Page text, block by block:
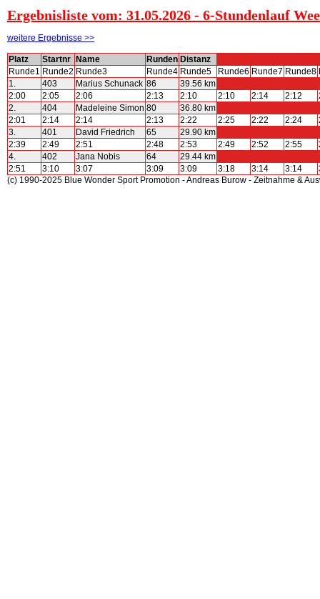
Ergebnisliste vom: 31.05.2026 - 6-Stundenlauf
weitere Ergebnisse >>
Platz Startnr Name Runden Distanz
Runde1 Runde2 Runde3 Runde4 Runde5 Runde6 Runde7 Runde8
1.
403 Marius Schunack 86
39.56 km
2:00
2:05 2:06 2:13 2:10 2:10 2:14 2:12
2.
404 Madeleine Simon 80
36.80 km
2:01
2:14 2:14 2:13 2:22 2:25 2:22 2:24
3.
401 David Friedrich 65
29.90 km
2:39
2:49 2:51 2:48 2:53 2:49 2:52 2:55
4.
402 Jana Nobis 64
29.44 km
2:51
3:10 3:07 3:09 3:09 3:18 3:14 3:14
(c) 1990-2025 Blue Wonder Sport Promotion - Andreas Burow - Zeitnahme &